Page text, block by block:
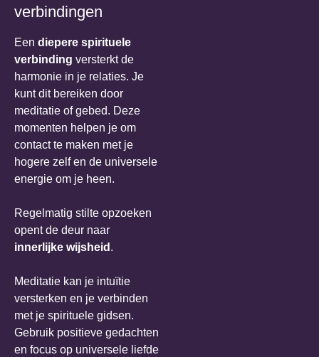
verbindingen
Een diepere spirituele
verbinding versterkt de
harmonie in je relaties. Je
kunt dit bereiken door
meditatie of gebed. Deze
momenten helpen je om
contact te maken met je
hogere zelf en de universele
energie om je heen.
Regelmatig stilte opzoeken
opent de deur naar
innerlijke wijsheid .
Meditatie kan je intuïtie
versterken en je verbinden
met je spirituele gidsen.
Gebruik positieve gedachten
en focus op universele liefde